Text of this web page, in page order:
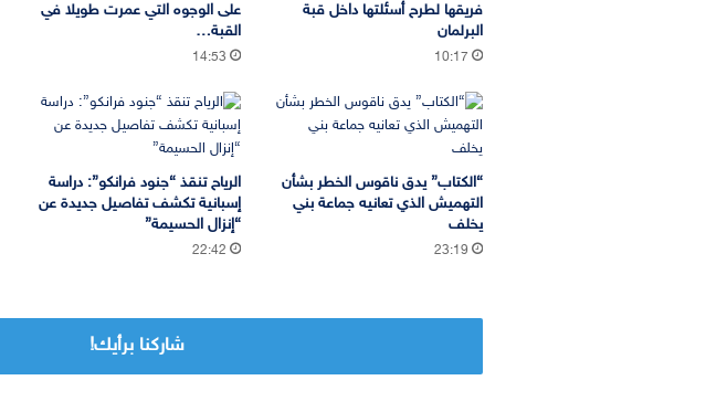
فريقها لطرح أسئلتها داخل قبة
البرلمان
10:17
على الوجوه التي عمرت طويلا في
القبة…
14:53
“الكتاب” يدق ناقوس الخطر بشأن
التهميش الذي تعانيه جماعة بني
يخلف
23:19
الرياح تنقذ “جنود فرانكو”: دراسة
إسبانية تكشف تفاصيل جديدة عن
“إنزال الحسيمة”
22:42
شاركنا برأيك!